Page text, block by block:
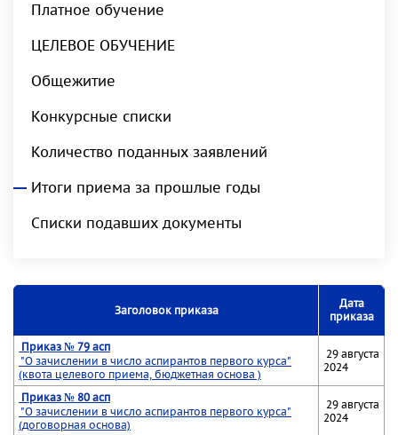
Платное обучение
ЦЕЛЕВОЕ ОБУЧЕНИЕ
Общежитие
Конкурсные списки
Количество поданных заявлений
Итоги приема за прошлые годы
Списки подавших документы
Заголовок приказа
Дата
приказа
Приказ № 79 асп
"О зачислении в число аспирантов первого курса"
(квота целевого приема, бюджетная основа )
29 августа
2024
Приказ № 80 асп
"О зачислении в число аспирантов первого курса"
(договорная основа)
29 августа
2024